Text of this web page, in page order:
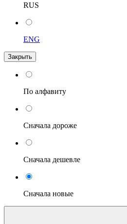
RUS
ENG
Закрыть
По алфавиту
Сначала дороже
Сначала дешевле
Сначала новые